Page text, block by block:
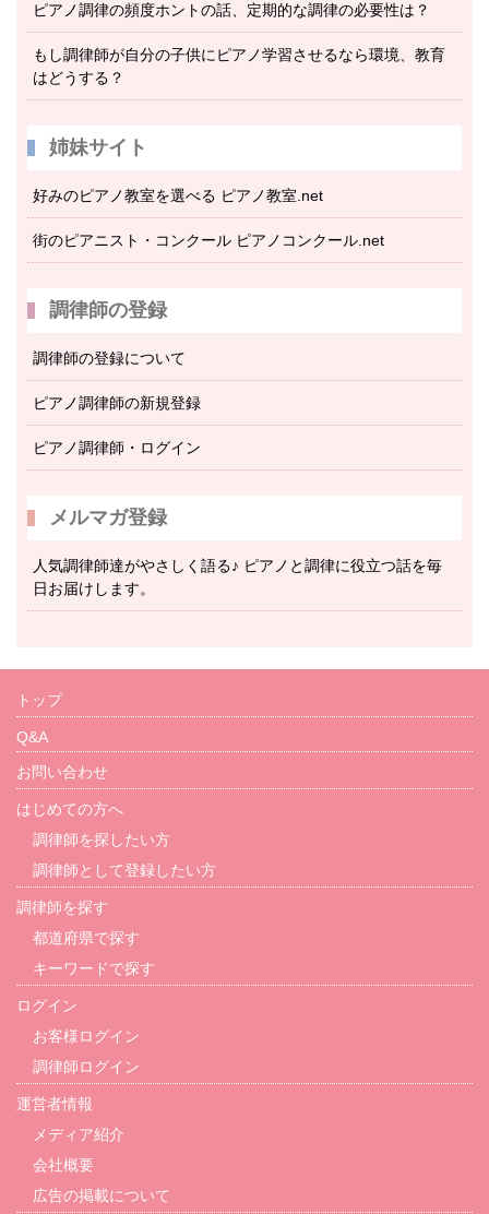
ピアノ調律の頻度ホントの話、定期的な調律の必要性は？
もし調律師が自分の子供にピアノ学習させるなら環境、教育
はどうする？
姉妹サイト
好みのピアノ教室を選べる ピアノ教室.net
街のピアニスト・コンクール ピアノコンクール.net
調律師の登録
調律師の登録について
ピアノ調律師の新規登録
ピアノ調律師・ログイン
メルマガ登録
人気調律師達がやさしく語る♪ ピアノと調律に役立つ話を毎
日お届けします。
トップ
Q&A
お問い合わせ
はじめての方へ
調律師を探したい方
調律師として登録したい方
調律師を探す
都道府県で探す
キーワードで探す
ログイン
お客様ログイン
調律師ログイン
運営者情報
メディア紹介
会社概要
広告の掲載について